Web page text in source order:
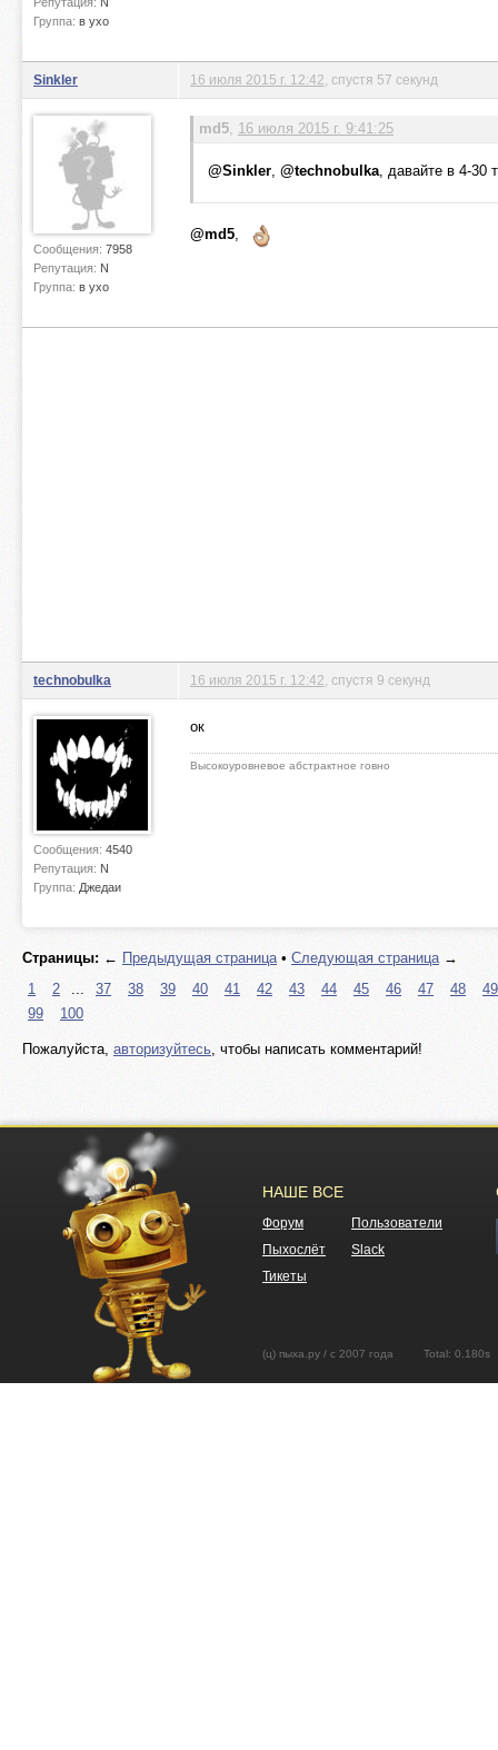
Группа: в ухо
Sinkler
Сообщения: 7958
Репутация: N
Группа: в ухо
16 июля 2015 г. 12:42 , спустя 57 секунд
md5, 16 июля 2015 г. 9:41:25
@Sinkler, @technobulka, давайте в 4-30
@md5,
technobulka
Сообщения: 4540
Репутация: N
Группа: Джедаи
16 июля 2015 г. 12:42 , спустя 9 секунд
ок
Высокоуровневое абстрактное говно
Страницы: ← Предыдущая страница• Следующая страница→
1
2 ... 37 38 39 40 41 42 43 44 45 46 47 48
49
99
100
Пожалуйста, авторизуйтесь, чтобы написать комментарий!
НАШЕ ВСЕ
Форум
Пользователи
Пыхослёт
Slack
Тикеты
(ц) пыха.ру / с 2007 года Total: